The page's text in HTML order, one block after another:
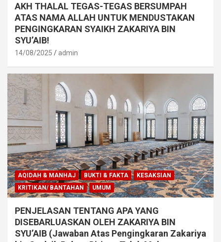
AKH THALAL TEGAS-TEGAS BERSUMPAH
ATAS NAMA ALLAH UNTUK MENDUSTAKAN
PENGINGKARAN SYAIKH ZAKARIYA BIN
SYU’AIB!
14/08/2025 admin
AQIDAH & MANHAJ BUKTI & FAKTA
KESAKSIAN
KRITIKAN/ BANTAHAN
UMUM
PENJELASAN TENTANG APA YANG
DISEBARLUASKAN OLEH ZAKARIYA BIN
SYU’AIB (Jawaban Atas Pengingkaran Zakariya